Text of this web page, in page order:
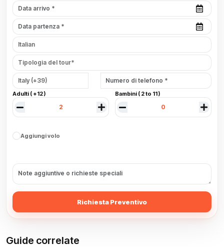
Adulti ( +12 ) Bambini ( 2 to 11 )
Aggiungi volo
Richiesta Preventivo
Guide correlate